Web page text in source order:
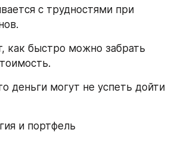
с трудностями при
как быстро можно забрать
деньги могут не успеть дойти
и портфель